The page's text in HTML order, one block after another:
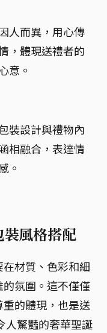
人而異，用心傳
，體現送禮者的
意。
裝設計與禮物內
相融合，表達情
。
風格搭配
材質、色彩和細
氛圍。這不僅僅
的體現，也是送
人驚豔的奢華聖誕